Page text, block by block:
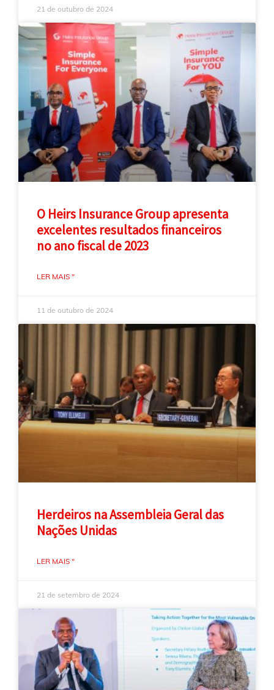
21 de outubro de 2024
O Heirs Insurance Group apresenta
excelentes resultados financeiros
no ano fiscal de 2023
LER MAIS "
11 de outubro de 2024
Herdeiros na Assembleia Geral das
Nações Unidas
LER MAIS "
21 de setembro de 2024